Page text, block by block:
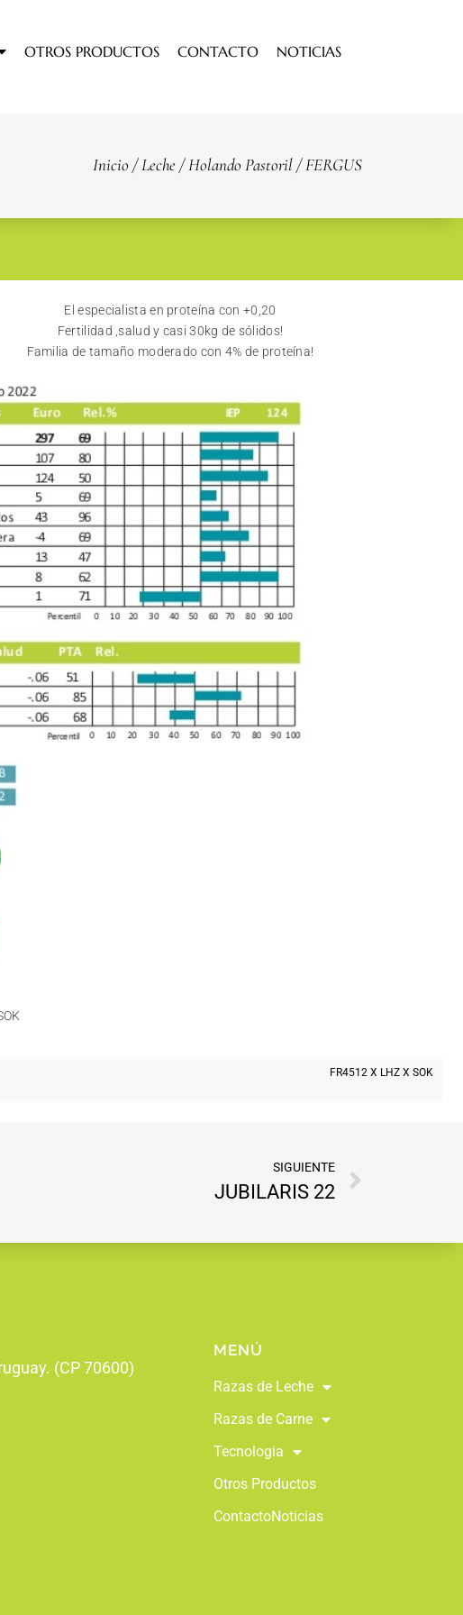
OTROS PRODUCTOS CONTACTO NOTICIAS
Inicio /Leche/Holando Pastoril/ FERGUS
El especialista en proteína con +0,20
Fertilidad ,salud y casi 30kg de sólidos!
Familia de tamaño moderado con 4% de proteína!
FR4512 X LHZ X SOK
SIGUIENTE
JUBILARIS 22
(CP 70600)
MENÚ
Razas de Leche
Razas de Carne
Tecnologia
Otros Productos
ContactoNoticias